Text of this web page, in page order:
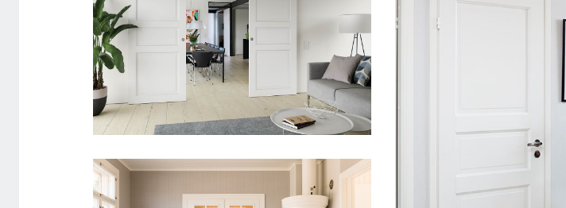
SISEUKS CRAFT 101 LIUGUKS